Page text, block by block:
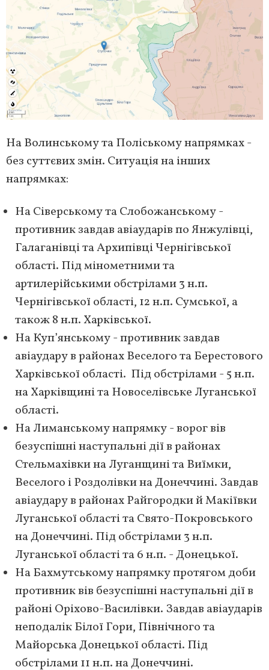
На Волинському та Поліському напрямках -
без суттєвих змін. Ситуація на інших
напрямках:
На Сіверському та Слобожанському -
противник завдав авіаударів по Янжулівці,
Галаганівці та Архипівці Чернігівської
області. Під мінометними та
артилерійськими обстрілами 3 н.п.
Чернігівської області, 12 н.п. Сумської, а
також 8 н.п. Харківської.
На Куп’янському - противник завдав
авіаудару в районах Веселого та Берестового
Харківської області. Під обстрілами - 5 н.п.
на Харківщині та Новоселівське Луганської
області.
На Лиманському напрямку - ворог вів
безуспішні наступальні дії в районах
Стельмахівки на Луганщині та Виїмки,
Веселого і Роздолівки на Донеччині. Завдав
авіаудару в районах Райгородки й Макіївки
Луганської області та Свято-Покровського
на Донеччині. Під обстрілами 3 н.п.
Луганської області та 6 н.п. - Донецької.
На Бахмутському напрямку протягом доби
противник вів безуспішні наступальні дії в
районі Оріхово-Василівки. Завдав авіаударів
неподалік Білої Гори, Північного та
Майорська Донецької області. Під
обстрілами 11 н.п. на Донеччині.